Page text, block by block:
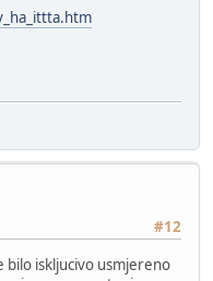
#12
bilo iskljucivo usmjereno